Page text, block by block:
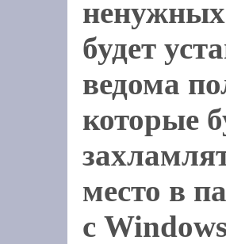
будет
ведома
которые
место в
с